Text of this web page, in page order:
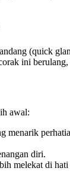
(quick
ini
awal:
menarik
diri.
melekat di